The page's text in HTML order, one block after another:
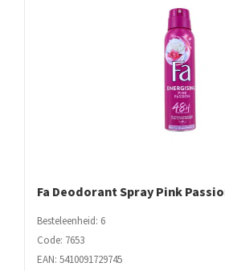
Fa Deodorant Spray Pink
Besteleenheid: 6
Code: 7653
EAN: 5410091729745